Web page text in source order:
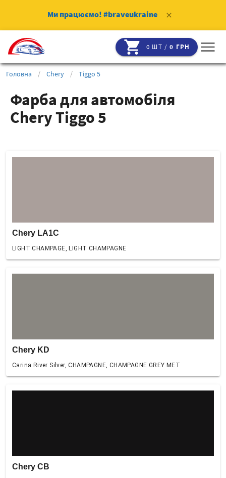
Ми працюємо! #braveukraine clear
shopping_cart 0 ШТ /0 ГРН menu
Головна / Chery / Tiggo 5
Фарба для автомобіля
Chery Tiggo 5
Chery LA1C
LIGHT CHAMPAGE, LIGHT CHAMPAGNE
Chery KD
Carina River Silver, CHAMPAGNE, CHAMPAGNE GREY MET
Chery CB